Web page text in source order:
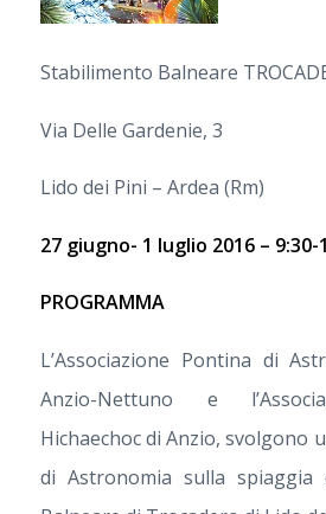
Stabilimento Balneare
Via Delle Gardenie, 3
Lido dei Pini – Ardea (Rm)
27 giugno- 1 luglio 2016 – 9:30-
PROGRAMMA
L’Associazione Pontina di
Anzio-Nettuno e
Hichaechoc di Anzio, svolgono
di Astronomia sulla spiaggia